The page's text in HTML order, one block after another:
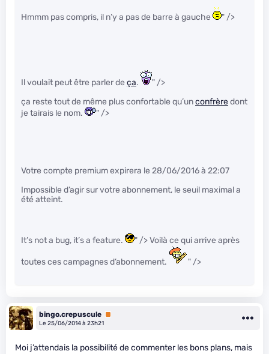
Hmmm pas compris, il n’y a pas de barre à gauche " />
Il voulait peut être parler de ça.
" />
ça reste tout de même plus confortable qu’unconfrèredont
je tairais le nom.
" />
Votre compte premium expirera le 28/06/2016 à 22:07
Impossible d’agir sur votre abonnement, le seuil maximal a
été atteint.
It’s not a bug, it’s a feature. " /> Voilà ce qui arrive après
toutes ces campagnes d’abonnement. " />
bingo.crepuscule Premium
Le 25/06/2014 à 23h21
Moi j’attendais la possibilité de commenter les bons plans, mais